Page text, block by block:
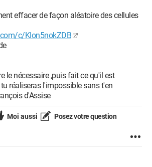
effacer de façon aléatoire des cellules
c/KIon5nokZDB
le nécessaire ,puis fait ce qu'il est
réaliseras l'impossible sans t'en
d'Assise
Moi aussi Posez votre question